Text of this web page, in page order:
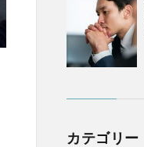
カテゴリー